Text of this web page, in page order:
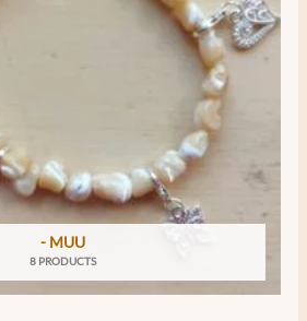
- MUU
8 PRODUCTS